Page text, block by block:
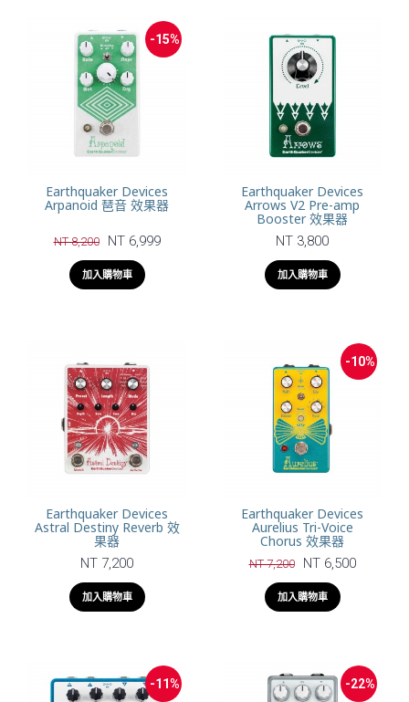
-15%
Earthquaker Devices
Arpanoid 琶音 效果器
NT 8,200 NT 6,999
加入購物車
Earthquaker Devices
Arrows V2 Pre-amp
Booster 效果器
NT 3,800
加入購物車
Earthquaker Devices
Astral Destiny Reverb 效
果器
NT 7,200
加入購物車
-10%
Earthquaker Devices
Aurelius Tri-Voice
Chorus 效果器
NT 7,200 NT 6,500
加入購物車
-11% -22%